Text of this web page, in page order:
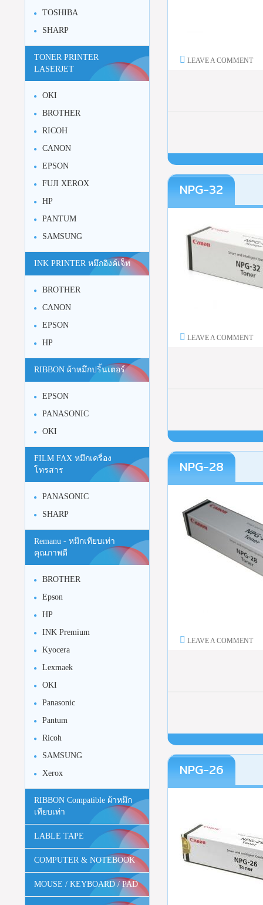
LEAVE A COMMENT
NPG-32
LEAVE A COMMENT
NPG-28
LEAVE A COMMENT
NPG-26
TOSHIBA
SHARP
TONER PRINTER
LASERJET
OKI
BROTHER
RICOH
CANON
EPSON
FUJI XEROX
HP
PANTUM
SAMSUNG
INK PRINTER หมึกอิงค์เจ็ท
BROTHER
CANON
EPSON
HP
RIBBON ผ้าหมึกปริ้นเตอร์
EPSON
PANASONIC
OKI
FILM FAX หมึกเครื่อง
โทรสาร
PANASONIC
SHARP
Remanu - หมึกเทียบเท่า
คุณภาพดี
BROTHER
Epson
HP
INK Premium
Kyocera
Lexmaek
OKI
Panasonic
Pantum
Ricoh
SAMSUNG
Xerox
RIBBON Compatible ผ้าหมึก
เทียบเท่า
LABLE TAPE
COMPUTER & NOTEBOOK
MOUSE / KEYBOARD / PAD